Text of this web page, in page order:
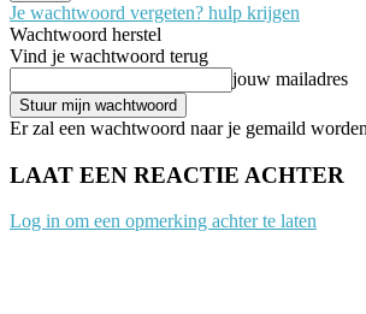
Je wachtwoord vergeten? hulp krijgen
Wachtwoord herstel
Vind je wachtwoord terug
jouw mailadres
Er zal een wachtwoord naar je gemaild worden
LAAT EEN REACTIE ACHTER
Log in om een opmerking achter te laten